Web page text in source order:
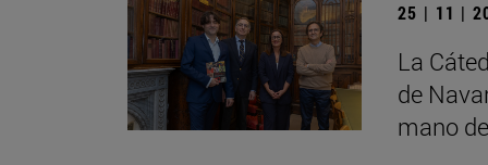
25 | 11 |
La
de
mano